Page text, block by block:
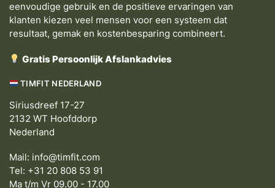
eenvoudige gebruik en de positieve ervaringen van
klanten kiezen veel mensen voor een systeem dat
resultaat, gemak en kostenbesparing combineert.
Gratis Persoonlijk Afslankadvies
TIMFIT NEDERLAND
Siriusdreef 17-27
2132 WT Hoofddorp
Nederland
Mail: info@timfit.com
Tel: +31 20 808 53 91
Ma t/m Vr 09.00 - 17.00